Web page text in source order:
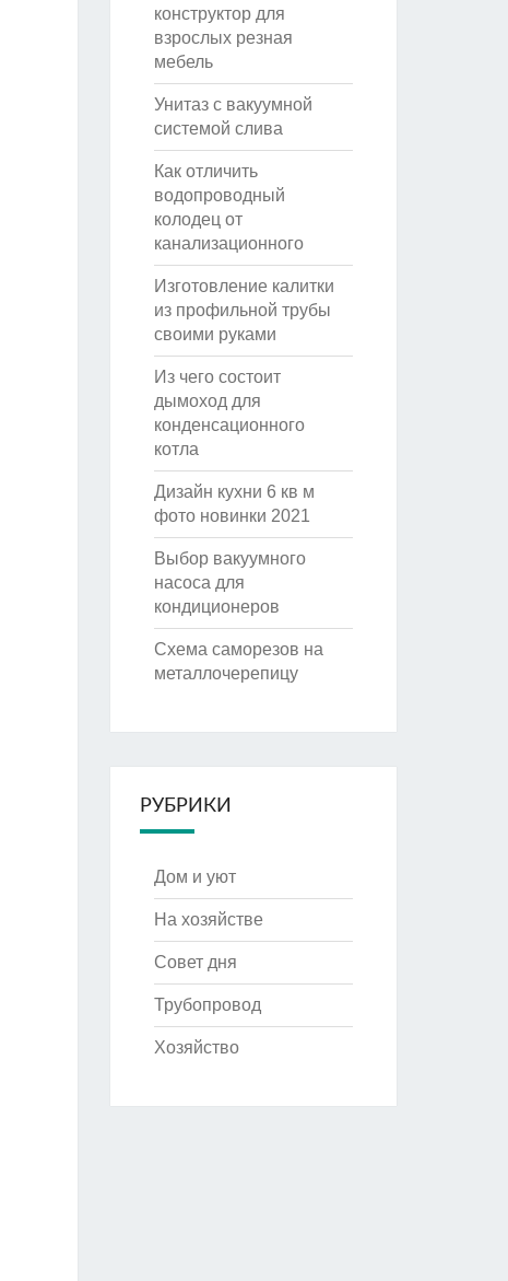
конструктор для
взрослых резная
мебель
Унитаз с вакуумной
системой слива
Как отличить
водопроводный
колодец от
канализационного
Изготовление калитки
из профильной трубы
своими руками
Из чего состоит
дымоход для
конденсационного
котла
Дизайн кухни 6 кв м
фото новинки 2021
Выбор вакуумного
насоса для
кондиционеров
Схема саморезов на
металлочерепицу
РУБРИКИ
Дом и уют
На хозяйстве
Совет дня
Трубопровод
Хозяйство